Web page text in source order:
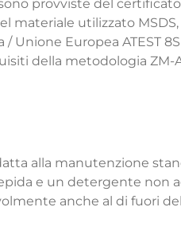
provviste del
materiale utilizzato
Unione Europea ATEST
della metodologia ZM-
alla manutenzione
e un detergente non
anche al di fuori